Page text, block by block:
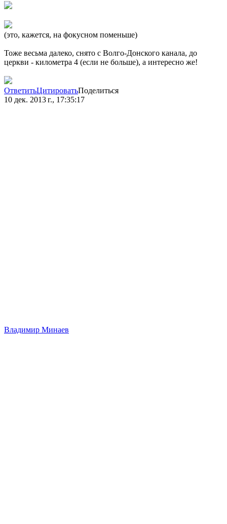
(это, кажется, на фокусном поменьше)
Тоже весьма далеко, снято с Волго-Донского канала, до
церкви - километра 4 (если не больше), а интересно же!
ОтветитьЦитироватьПоделиться
10 дек. 2013 г., 17:35:17
Владимир Минаев